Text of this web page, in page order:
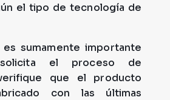
el tipo de tecnología de
sumamente importante
el proceso de
que el producto
con las últimas